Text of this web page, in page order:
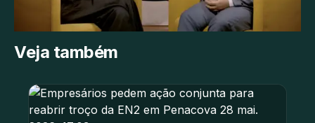
Veja também